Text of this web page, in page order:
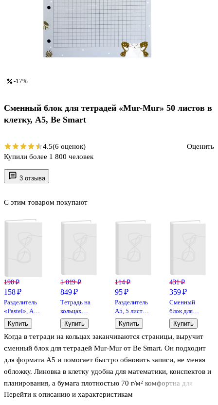
3 отзыва
Когда в тетради на кольцах заканчиваются страницы, выручит
сменный блок для тетрадей Mur-Mur от Be Smart. Он подходит
для формата А5 и помогает быстро обновить записи, не меняя
обложку. Линовка в клетку удобна для математики, конспектов и
планирования, а бумага плотностью 70 г/м² комфортна для
письма и аккуратно смотрится в тетради. Индивидуальная
Перейти к описанию и характеристикам
С этим товаром покупают
190 ₽
158 ₽
Разделитель
«Pastel», А5,
3 цвета, Yoi
Купить
1 019 ₽
849 ₽
Тетрадь на
кольцах
«Кувшинки»
120 листов в
клетку, А5,
сменный
Купить
114 ₽
95 ₽
Разделитель
А5, 5 листов,
цветной,
Hatber
Купить
431 ₽
359 ₽
Сменный
блок для
тетрадей
«Black Cats»
80 листов в
клетку, А5,
Купить
-17%
Сменный блок для тетрадей «Mur-Mur» 50 листов в
клетку, А5, Be Smart
4.5(6 оценок)
Оценить
Купили более 1 800 человек